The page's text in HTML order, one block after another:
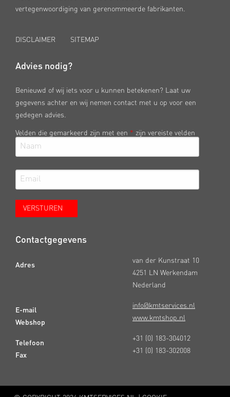
vertegenwoordiging van gerenommeerde fabrikanten.
DISCLAIMER SITEMAP
Advies nodig?
Benieuwd of wij iets voor u kunnen betekenen? Laat uw
gegevens achter en wij nemen contact met u op voor een
gedegen advies.
Velden die gemarkeerd zijn met een * zijn vereiste velden
Contactgegevens
Adres
E-mail
Webshop
Telefoon
Fax
van der Kunstraat 10
4251 LN Werkendam
Nederland
info@kmtservices.nl
www.kmtshop.nl
+31 (0) 183-304012
+31 (0) 183-302008